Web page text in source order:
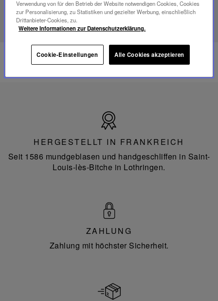
ENTDECKEN SIE UNSER SAVOIR-FAIRE
Frankreich
HERGESTELLT IN FRANKREICH
Seit 1586 mundgeblasen und handgeschliffen in Saint-
Louis-lès-Bitche in Lothringen.
ZAHLUNG
Zahlung mit höchster Sicherheit.
Verwendung von für den Betrieb der Website notwendigen Cookies, Cookies
zur Personalisierung, zu Statistiken und gezielter Werbung, einschließlich
Drittanbieter-Cookies, zu.
Weitere Informationen zur Datenschutzerklärung.
Cookie-Einstellungen Alle Cookies akzeptieren